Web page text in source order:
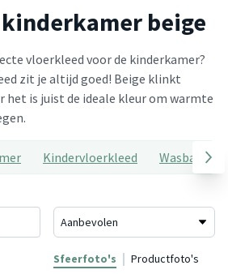
beige
vloerkleed voor de kinderkamer?
zit je altijd goed! Beige klinkt
het is juist de ideale kleur om warmte
Kindervloerkleed Wasbaar
Sfeerfoto's Productfoto's